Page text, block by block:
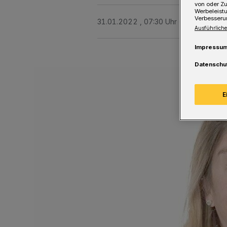
31.01.2022 , 07:30 Uhr Eine Minute
von oder